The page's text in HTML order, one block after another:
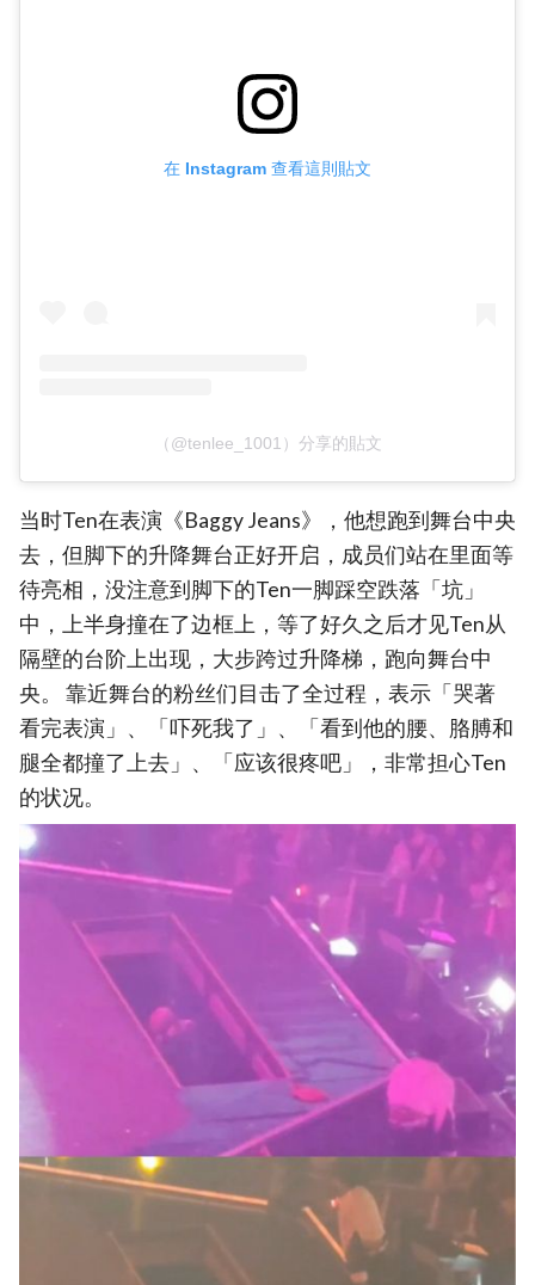
在 Instagram 查看這則貼文
（@tenlee_1001）分享的貼文
当时Ten在表演《Baggy Jeans》，他想跑到舞台中央
去，但脚下的升降舞台正好开启，成员们站在里面等
待亮相，没注意到脚下的Ten一脚踩空跌落「坑」
中，上半身撞在了边框上，等了好久之后才见Ten从
隔壁的台阶上出现，大步跨过升降梯，跑向舞台中
央。 靠近舞台的粉丝们目击了全过程，表示「哭著
看完表演」、「吓死我了」、「看到他的腰、胳膊和
腿全都撞了上去」、「应该很疼吧」，非常担心Ten
的状况。